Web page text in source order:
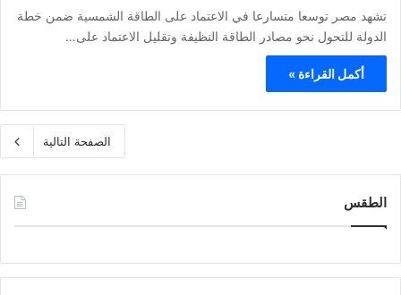
تشهد مصر توسعا متسارعا في الاعتماد على الطاقة الشمسية ضمن خطة
الدولة للتحول نحو مصادر الطاقة النظيفة وتقليل الاعتماد على…
أكمل القراءة »
الصفحة التالية
الطقس